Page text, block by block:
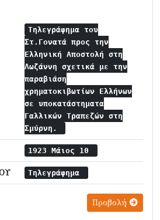
Τηλεγράφημα του
Στ.Γονατά προς την
Ελληνική Αποστολή στη
Λωζάννη σχετικά με την
παραβιάση
χρηματοκιβωτίων Ελλήνων
σε υποκατάστηματα
Γαλλικών Τραπεζών στη
Σμύρνη.
1923 Μάιος 10
Τηλεγράφημα
Προβολή